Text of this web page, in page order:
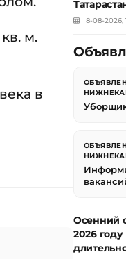
м.
в
8-08-2026,
Осенний
2026